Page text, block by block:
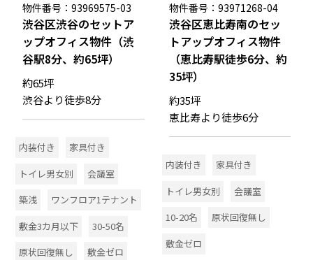
物件番号：93969575-03
渋谷区渋谷のセットア
ップオフィス物件（渋
谷駅8分、約65坪）
約65坪
渋谷より徒歩8分
内装付き
家具付き
トイレ男女別
会議室
築浅
ワンフロア1テナント
敷金3カ月以下
30-50名
原状回復無し
敷金ゼロ
物件番号：93971268-04
渋谷区恵比寿南のセッ
トアップオフィス物件
（恵比寿駅徒歩6分、約
35坪）
約35坪
恵比寿より徒歩6分
内装付き
家具付き
トイレ男女別
会議室
10-20名
原状回復無し
敷金ゼロ